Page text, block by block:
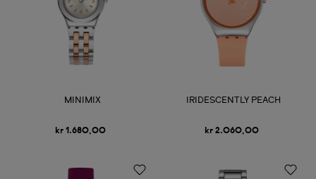
MINIMIX
kr 1.680,00
IRIDESCENTLY PEACH
kr 2.060,00